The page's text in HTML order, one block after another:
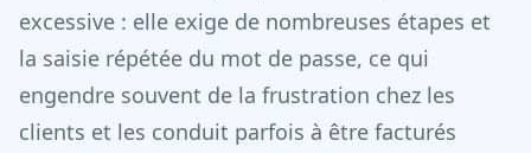
excessive : elle exige de nombreuses étapes et
la saisie répétée du mot de passe, ce qui
engendre souvent de la frustration chez les
clients et les conduit parfois à être facturés